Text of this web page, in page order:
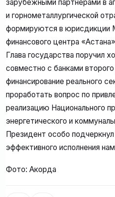
зарубежными партнерами в
и горнометаллургической
формируются в юрисдикции
финансового центра
Глава государства поручил
совместно с банками
финансирование реального
проработать вопрос по
реализацию Национального
энергетического и
Президент особо
эффективного исполнения
Фото: Акорда